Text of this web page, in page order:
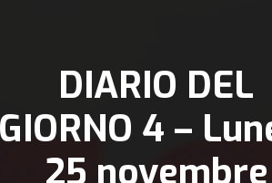
DIARIO DEL
4 –
25 novembre